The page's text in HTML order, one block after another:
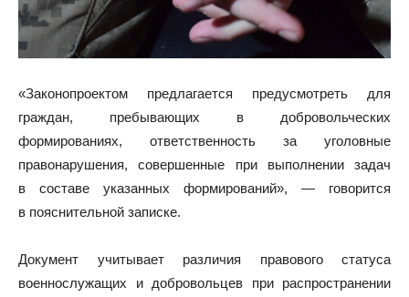
«Законопроектом предлагается предусмотреть для
граждан, пребывающих в добровольческих
формированиях, ответственность за уголовные
правонарушения, совершенные при выполнении задач
в составе указанных формирований», — говорится
в пояснительной записке.
Документ учитывает различия правового статуса
военнослужащих и добровольцев при распространении